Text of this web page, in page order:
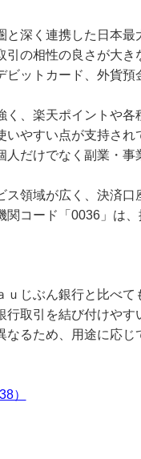
深く連携した日本最
引の相性の良さが大
ットカード、外貨
、楽天ポイントや
やすい点が支持さ
だけでなく副業・
ス領域が広く、決済
コード「0036」は
じぶん銀行と比べ
取引を結び付けやす
るため、用途に応じ
）